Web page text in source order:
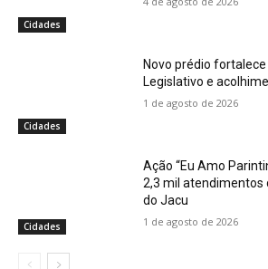
Cidades
Cidades
Novo prédio
Legislativo e
1 de agosto de 2026
Cidades
Ação “Eu Amo
2,3 mil atendimentos
do Jacu
1 de agosto de 2026